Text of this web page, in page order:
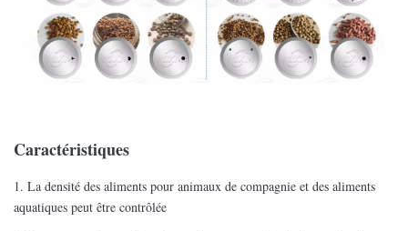
Caractéristiques
1. La densité des aliments pour animaux de compagnie et des aliments
aquatiques peut être contrôlée